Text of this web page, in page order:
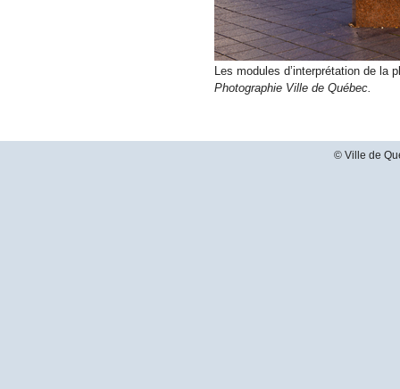
Les modules d’interprétation de la
Photographie Ville de Québec.
© Ville de